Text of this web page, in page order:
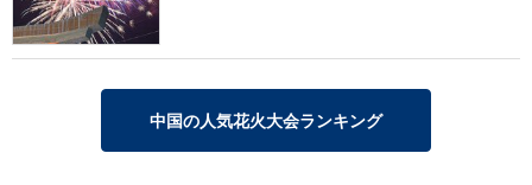
中国の人気花火大会ランキング